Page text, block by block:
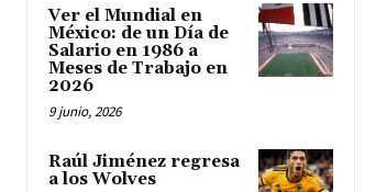
Ver el Mundial en
México: de un Día de
Salario en 1986 a
Meses de Trabajo en
2026
9 junio, 2026
Raúl Jiménez regresa
a los Wolves